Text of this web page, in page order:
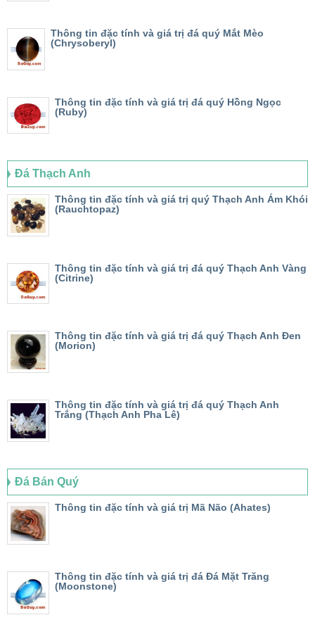
Thông tin đặc tính và giá trị đá quý Mắt Mèo
(Chrysoberyl)
Thông tin đặc tính và giá trị đá quý Hồng Ngọc
(Ruby)
Đá Thạch Anh
Thông tin đặc tính và giá trị quý Thạch Anh Ám Khói
(Rauchtopaz)
Thông tin đặc tính và giá trị đá quý Thạch Anh Vàng
(Citrine)
Thông tin đặc tính và giá trị đá quý Thạch Anh Đen
(Morion)
Thông tin đặc tính và giá trị đá quý Thạch Anh
Trắng (Thạch Anh Pha Lê)
Đá Bán Quý
Thông tin đặc tính và giá trị Mã Não (Ahates)
Thông tin đặc tính và giá trị đá Đá Mặt Trăng
(Moonstone)